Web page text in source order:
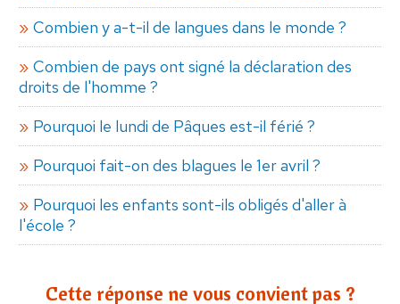
Combien y a-t-il de langues dans le monde ?
Combien de pays ont signé la déclaration des
droits de l'homme ?
Pourquoi le lundi de Pâques est-il férié ?
Pourquoi fait-on des blagues le 1er avril ?
Pourquoi les enfants sont-ils obligés d'aller à
l'école ?
Cette réponse ne vous convient pas ?